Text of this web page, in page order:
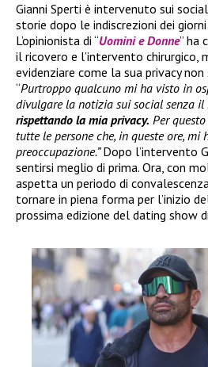
Gianni Sperti è intervenuto sui
storie dopo le indiscrezioni dei
L’opinionista di “Uomini e Donne” ha
il ricovero e l’intervento chirurgico,
evidenziare come la sua privacy
“Purtroppo qualcuno mi ha visto in
divulgare la notizia sui social senza il
rispettando la mia privacy. Per
tutte le persone che, in queste ore,
preoccupazione.”Dopo l’intervento
sentirsi meglio di prima. Ora, con
aspetta un periodo di
tornare in piena forma per l’inizio
prossima edizione del dating show